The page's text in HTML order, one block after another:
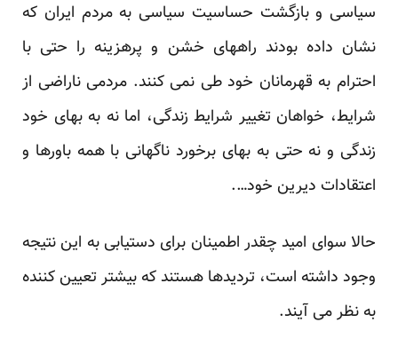
سیاسی و بازگشت حساسیت سیاسی به مردم ایران که
نشان داده بودند راههای خشن و پرهزینه را حتی با
احترام به قهرمانان خود طی نمی کنند. مردمی ناراضی از
شرایط، خواهان تغییر شرایط زندگی، اما نه به بهای خود
زندگی و نه حتی به بهای برخورد ناگهانی با همه باورها و
اعتقادات دیرین خود….
حالا سوای امید چقدر اطمینان برای دستیابی به این نتیجه
وجود داشته است، تردیدها هستند که بیشتر تعیین کننده
به نظر می آیند.